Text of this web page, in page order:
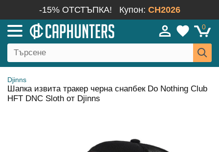
-15% ОТСТЪПКА! Купон: CH2026
0
Djinns
Шапка извита тракер черна снапбек Do Nothing Club
HFT DNC Sloth от Djinns